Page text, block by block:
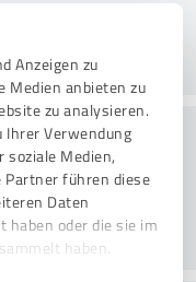
Anzeigen zu
Medien anbieten zu
zu analysieren.
Ihrer Verwendung
soziale Medien,
Partner führen diese
Daten
haben oder die sie im
haben.